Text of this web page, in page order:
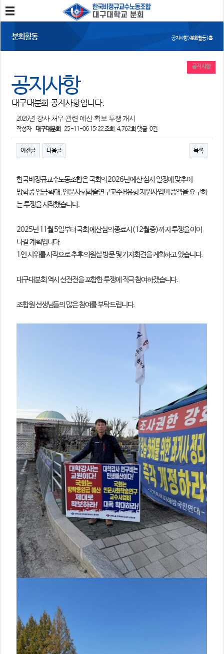
분회소개
분회활동
공지사항
회의록
분회 소식지
정보와 소식
민주노총 및 본조소식
참여
자유게시판
분회활동 공지사항 > 분회활동 > 홈
공지사항
대구대분회 공지사항입니다.
공지사항
2026년 강사 처우 관련 예산 확보 투쟁 개시
작성자 대구대분회 25-11-06 15:22조회 4,762회 댓글 0건
이전글 다음글 목록
한국비정규교수노동조합은 국회의 2026년 예산 심사 일정에 맞추어
방학중 임금 확대, 인문사회학술연구교수 B유형 지원사업비 증액을 요구하
는 투쟁을 시작했습니다.
2025년 11월 5일부터 국회 예산심의 종료시(12월 중)까지 투쟁을 이어
나갈 계획입니다.
1인 시위를 시작으로 추후 의원실 방문 및 기자회견을 계획하고 있습니다.
대구대분회 역시 선전전을 포함한 투쟁에 적극 참여하겠습니다.
조합원 선생님들의 많은 참여를 부탁드립니다.